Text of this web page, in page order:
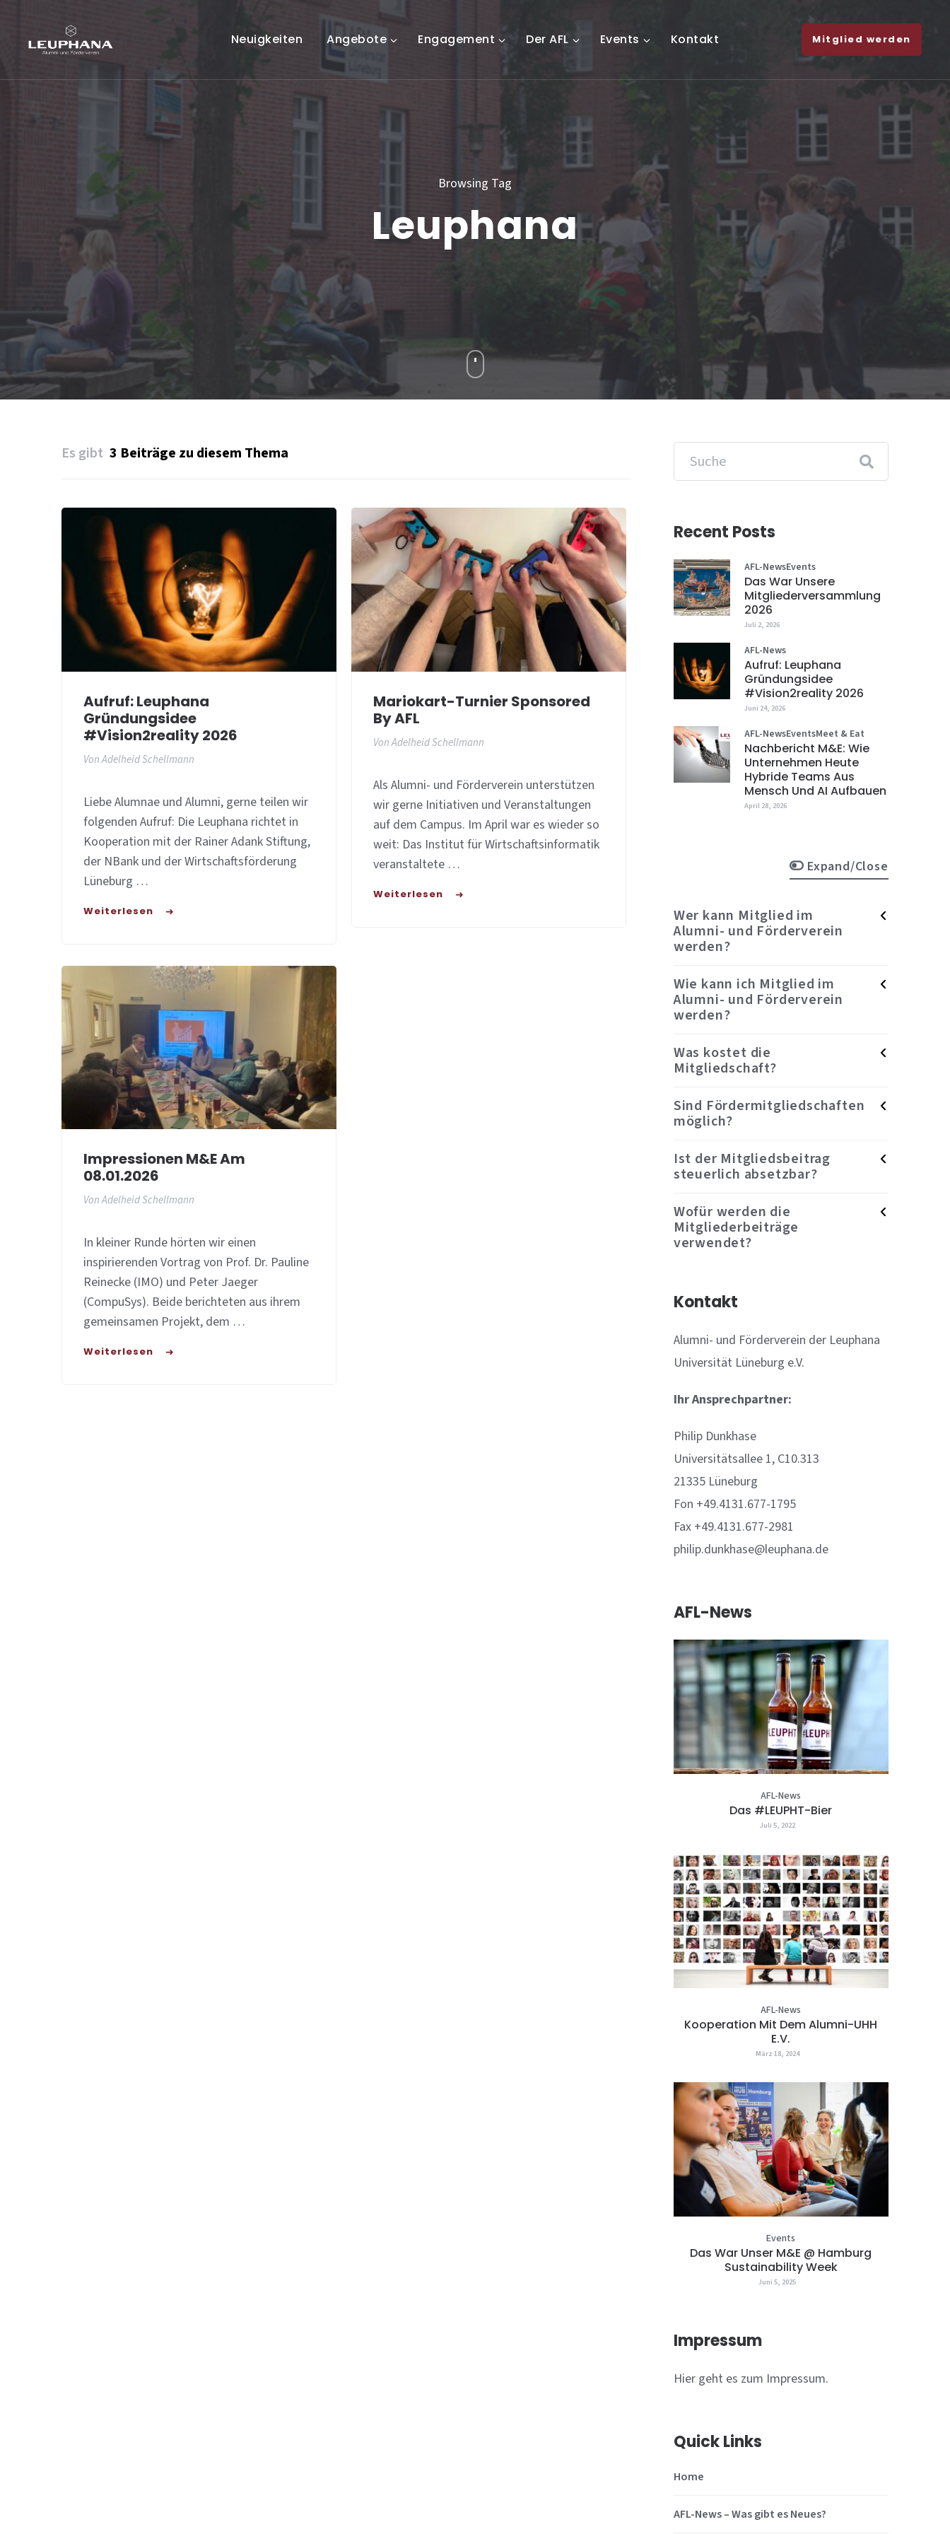
Neuigkeiten Angebote Engagement Der AFL Events Kontakt Mitglied werden
Browsing Tag
Leuphana
Es gibt 3 Beiträge zu diesem Thema
Aufruf: Leuphana
Gründungsidee
#vision2reality 2026
VonAdelheid Schellmann
Liebe Alumnae und Alumni, gerne teilen wir
folgenden Aufruf: Die Leuphana richtet in
Kooperation mit der Rainer Adank Stiftung,
der NBank und der Wirtschaftsförderung
Lüneburg …
Weiterlesen
Mariokart-Turnier Sponsored
By AFL
VonAdelheid Schellmann
Als Alumni- und Förderverein unterstützen
wir gerne Initiativen und Veranstaltungen
auf dem Campus. Im April war es wieder so
weit: Das Institut für Wirtschaftsinformatik
veranstaltete …
Weiterlesen
Impressionen M&E Am
08.01.2026
VonAdelheid Schellmann
In kleiner Runde hörten wir einen
inspirierenden Vortrag von Prof. Dr. Pauline
Reinecke (IMO) und Peter Jaeger
(CompuSys). Beide berichteten aus ihrem
gemeinsamen Projekt, dem …
Weiterlesen
Recent Posts
AFL-NewsEvents
Das War Unsere
Mitgliederversammlung
2026
Juli 2, 2026
AFL-News
Aufruf: Leuphana
Gründungsidee
#vision2reality 2026
Juni 24, 2026
AFL-NewsEventsMeet & Eat
Nachbericht M&E: Wie
Unternehmen Heute
Hybride Teams Aus
Mensch Und AI Aufbauen
April 28, 2026
Expand/Close
Wer kann Mitglied im
Alumni- und Förderverein
werden?
Wie kann ich Mitglied im
Alumni- und Förderverein
werden?
Was kostet die
Mitgliedschaft?
Sind Fördermitgliedschaften
möglich?
Ist der Mitgliedsbeitrag
steuerlich absetzbar?
Wofür werden die
Mitgliederbeiträge
verwendet?
Kontakt
Alumni- und Förderverein der Leuphana
Universität Lüneburg e.V.
Ihr Ansprechpartner:
Philip Dunkhase
Universitätsallee 1, C10.313
21335 Lüneburg
Fon +49.4131.677-1795
Fax +49.4131.677-2981
philip.dunkhase@leuphana.de
AFL-News
AFL-News
Das #LEUPHT-Bier
Juli 5, 2022
AFL-News
Kooperation Mit Dem Alumni-UHH
E.V.
März 18, 2024
Events
Das War Unser M&E @ Hamburg
Sustainability Week
Juni 5, 2025
Impressum
Hier geht es zum Impressum.
Quick Links
Home
AFL-News – Was gibt es Neues?